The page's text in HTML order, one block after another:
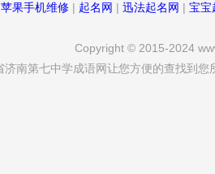
苹果手机维修 | 起名网 | 迅法起名网 | 宝宝
Copyright © 2015-2024
济南第七中学成语网让您方便的查找到您